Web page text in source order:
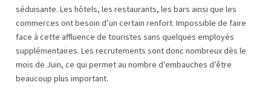
séduisante. Les hôtels, les restaurants, les bars ainsi que les
commerces ont besoin d’un certain renfort. Impossible de faire
face à cette affluence de touristes sans quelques employés
supplémentaires. Les recrutements sont donc nombreux dès le
mois de Juin, ce qui permet au nombre d’embauches d’être
beaucoup plus important.